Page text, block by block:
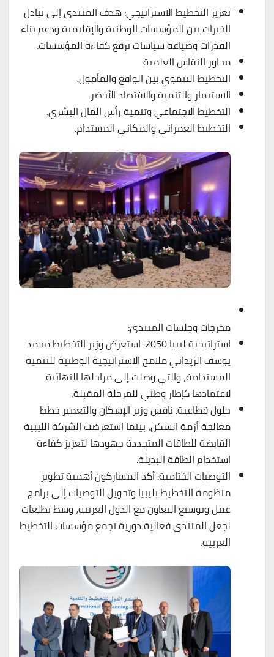
تعزيز التخطيط الاستراتيجي: هدف المنتدى إلى تبادل
الخبرات بين المؤسسات الوطنية والإقليمية ودعم بناء
القدرات وصياغة سياسات ترفع كفاءة المؤسسات.
محاور النقاش العلمية:
التخطيط التنموي بين الواقع والمأمول.
الاستثمار والتنمية والاقتصاد الأخضر.
التخطيط الاجتماعي وتنمية رأس المال البشري.
التخطيط العمراني والمكاني المستدام.
مخرجات وجلسات المنتدى:
استراتيجية ليبيا 2050: استعرض وزير التخطيط محمد
يوسف الزيداني ملامح الاستراتيجية الوطنية للتنمية
المستدامة، والتي وصلت إلى مراحلها النهائية
لاعتمادها كإطار وطني للمرحلة المقبلة.
حلول قطاعية: ناقش وزير الإسكان والتعمير خطط
معالجة أزمة السكن، بينما استعرضت الشركة الليبية
القابضة للطاقات المتجددة جهودها لتعزيز كفاءة
استخدام الطاقة البديلة.
التوصيات الختامية: أكد المشاركون أهمية تطوير
منظومة التخطيط بليبيا وتحويل التوصيات إلى برامج
عمل وتوسيع التعاون مع الدول العربية، وسط تطلعات
لجعل المنتدى فعالية دورية تجمع مؤسسات التخطيط
العربية.